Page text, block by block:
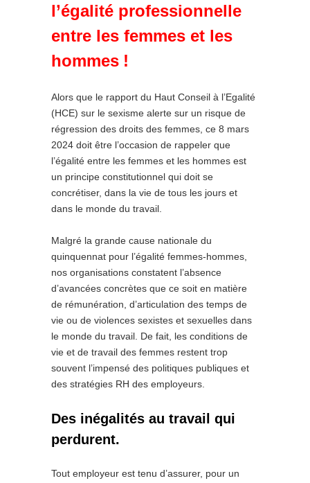
l’égalité professionnelle
entre les femmes et les
hommes !
Alors que le rapport du Haut Conseil à l’Egalité
(HCE) sur le sexisme alerte sur un risque de
régression des droits des femmes, ce 8 mars
2024 doit être l’occasion de rappeler que
l’égalité entre les femmes et les hommes est
un principe constitutionnel qui doit se
concrétiser, dans la vie de tous les jours et
dans le monde du travail.
Malgré la grande cause nationale du
quinquennat pour l’égalité femmes-hommes,
nos organisations constatent l’absence
d’avancées concrètes que ce soit en matière
de rémunération, d’articulation des temps de
vie ou de violences sexistes et sexuelles dans
le monde du travail. De fait, les conditions de
vie et de travail des femmes restent trop
souvent l’impensé des politiques publiques et
des stratégies RH des employeurs.
Des inégalités au travail qui
perdurent.
Tout employeur est tenu d’assurer, pour un